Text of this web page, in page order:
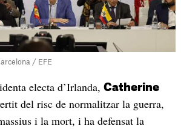
/ EFE
electa d’Irlanda, Catherine
del risc de normalitzar la guerra,
i la mort, i ha defensat la